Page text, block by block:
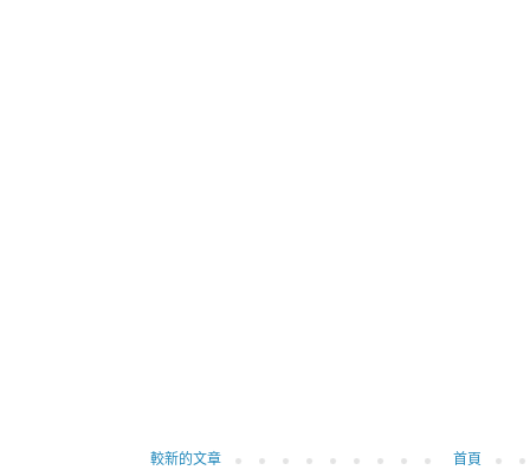
較新的文章 首頁